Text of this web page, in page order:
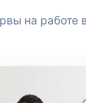
на работе